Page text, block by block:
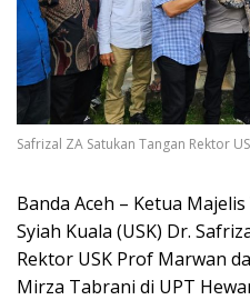
Safrizal ZA Satukan Tangan Rektor
Banda Aceh – Ketua
Syiah Kuala (USK) Dr.
Rektor USK Prof Marwan
Mirza Tabrani di UPT